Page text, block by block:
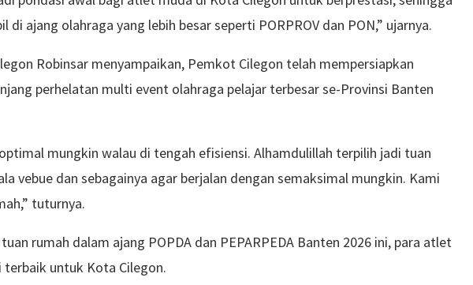
di ajang olahraga yang lebih besar seperti PORPROV dan PON,” ujarnya.
Robinsar menyampaikan, Pemkot Cilegon telah mempersiapkan
perhelatan multi event olahraga pelajar terbesar se-Provinsi Banten
mungkin walau di tengah efisiensi. Alhamdulillah terpilih jadi tuan
vebue dan sebagainya agar berjalan dengan semaksimal mungkin. Kami
tuturnya.
rumah dalam ajang POPDA dan PEPARPEDA Banten 2026 ini, para atlet
untuk Kota Cilegon.